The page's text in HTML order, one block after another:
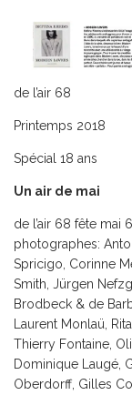
de l’air 68
Printemps 2018
Spécial 18 ans
Un air de mai
de l’air 68 fête mai
photographes:
Spricigo, Corinne
Smith, Jürgen
Brodbeck & de
Laurent Monlaü,
Thierry Fontaine,
Dominique Laugé,
Oberdorff, Gilles